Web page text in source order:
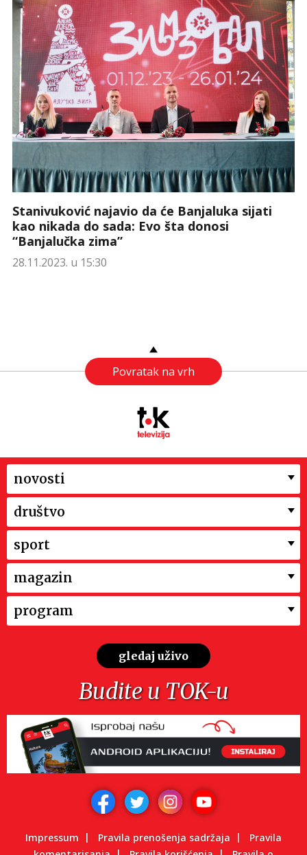
Stanivuković najavio da će Banjaluka sijati
kao nikada do sada: Evo šta donosi
“Banjalučka zima”
28.11.2023. u 15:30
Povratak na vrh
novosti
društvo
sport
magazin
program
gledaj uživo
Budite u TOK-u
Impressum Pravila prenošenja sadržaja
Pravila